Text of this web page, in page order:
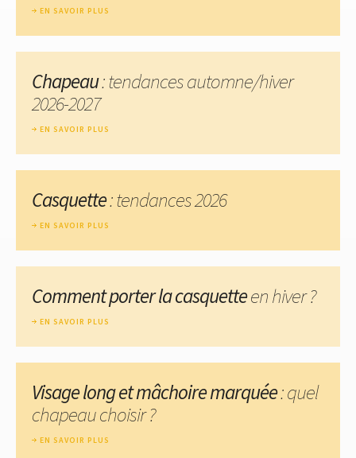
EN SAVOIR PLUS
Chapeau: tendances automne/hiver
2026-2027
EN SAVOIR PLUS
Casquette: tendances 2026
EN SAVOIR PLUS
Comment porter la casquetteen hiver ?
EN SAVOIR PLUS
Visage long et mâchoire marquée: quel
chapeau choisir ?
EN SAVOIR PLUS